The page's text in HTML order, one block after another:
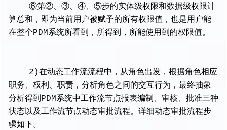
⑥第②、③、④、⑤步的实体级权限和数据级权限计
算总和，即为当前用户被赋予的所有权限值，也是用户能
在整个PDM系统所看到，所得到，所能使用到的权限值。
2)在动态工作流流程中，从角色出发，根据角色相应
职务、权利、职责，分析角色之间的交互行为，最终抽象
分析得到PDM系统中工作流节点报表编制、审核、批准三种
状态以及工作流节点动态审批流程。详细动态审批流程步
骤如下。